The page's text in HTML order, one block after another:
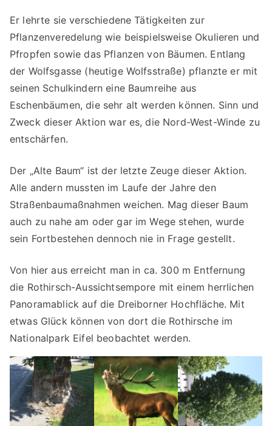
Er lehrte sie verschiedene Tätigkeiten zur
Pflanzenveredelung wie beispielsweise Okulieren und
Pfropfen sowie das Pflanzen von Bäumen. Entlang
der Wolfsgasse (heutige Wolfsstraße) pflanzte er mit
seinen Schulkindern eine Baumreihe aus
Eschenbäumen, die sehr alt werden können. Sinn und
Zweck dieser Aktion war es, die Nord-West-Winde zu
entschärfen.
Der „Alte Baum“ ist der letzte Zeuge dieser Aktion.
Alle andern mussten im Laufe der Jahre den
Straßenbaumaßnahmen weichen. Mag dieser Baum
auch zu nahe am oder gar im Wege stehen, wurde
sein Fortbestehen dennoch nie in Frage gestellt.
Von hier aus erreicht man in ca. 300 m Entfernung
die Rothirsch-Aussichtsempore mit einem herrlichen
Panoramablick auf die Dreiborner Hochfläche. Mit
etwas Glück können von dort die Rothirsche im
Nationalpark Eifel beobachtet werden.